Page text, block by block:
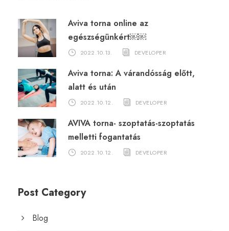
Aviva torna online az
egészségünkért￼￼
2022.10.13. DEVELOPER
Aviva torna: A várandósság előtt,
alatt és után
2022.10.12. DEVELOPER
AVIVA torna- szoptatás-szoptatás
melletti fogantatás
2022.10.12. DEVELOPER
Post Category
Blog